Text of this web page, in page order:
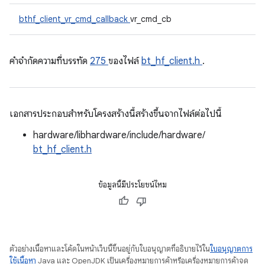
bthf_client_vr_cmd_callback vr_cmd_cb
คําจํากัดความที่บรรทัด 275 ของไฟล์bt_hf_client.h .
เอกสารประกอบสำหรับโครงสร้างนี้สร้างขึ้นจากไฟล์ต่อไปนี้
hardware/libhardware/include/hardware/
bt_hf_client.h
ข้อมูลนี้มีประโยชน์ไหม
ตัวอย่างเนื้อหาและโค้ดในหน้าเว็บนี้ขึ้นอยู่กับใบอนุญาตที่อธิบายไว้ในใบอนุญาตการ
ใช้เนื้อหา Java และ OpenJDK เป็นเครื่องหมายการค้าหรือเครื่องหมายการค้าจด